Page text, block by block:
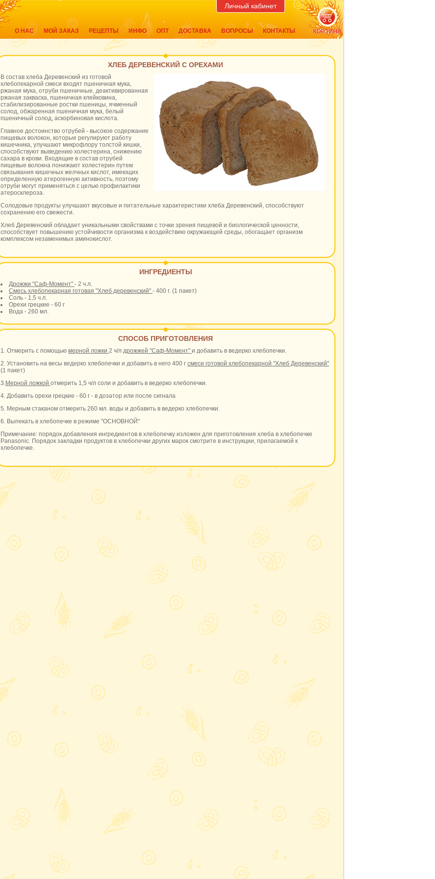
Личный кабинет
О НАС МОЙ ЗАКАЗ РЕЦЕПТЫ ИНФО ОПТ ДОСТАВКА ВОПРОСЫ КОНТАКТЫ КОРЗИНА
ХЛЕБ ДЕРЕВЕНСКИЙ С ОРЕХАМИ
В состав хлеба Деревенский из готовой
хлебопекарной смеси входят пшеничная мука,
ржаная мука, отруби пшеничные, деактивированная
ржаная закваска, пшеничная клейковина,
стабилизированные ростки пшеницы, ячменный
солод, обжаренная пшеничная мука, белый
пшеничный солод, аскорбиновая кислота.
Главное достоинство отрубей - высокое содержание
пищевых волокон, которые регулируют работу
кишечника, улучшают микрофлору толстой кишки,
способствуют выведению холестерина, снижению
сахара в крови. Входящие в состав отрубей
пищевые волокна понижают холестерин путем
связывания кишечных желчных кислот, имеющих
определенную атерогенную активность, поэтому
отруби могут применяться с целью профилактики
атеросклероза.
Солодовые продукты улучшают вкусовые и питательные характеристики хлеба Деревенский, способствуют
сохранению его свежести.
Хлеб Деревенский обладает уникальными свойствами с точки зрения пищевой и биологической ценности,
способствует повышению устойчивости организма к воздействию окружающей среды, обогащает организм
комплексом незаменимых аминокислот.
ИНГРЕДИЕНТЫ
Дрожжи "Саф-Момент" - 2 ч.л.
Смесь хлебопекарная готовая "Хлеб деревенский" - 400 г. (1 пакет)
Соль - 1,5 ч.л.
Орехи грецкие - 60 г
Вода - 260 мл.
СПОСОБ ПРИГОТОВЛЕНИЯ
1. Отмерить с помощью мерной ложки 2 ч/л дрожжей "Саф-Момент" и добавить в ведерко хлебопечки.
2. Установить на весы ведерко хлебопечки и добавить в него 400 г смеси готовой хлебопекарной "Хлеб Деревенский"
(1 пакет)
3.Мерной ложкой отмерить 1,5 ч/л соли и добавить в ведерко хлебопечки.
4. Добавить орехи грецкие - 60 г - в дозатор или после сигнала
5. Мерным стаканом отмерить 260 мл. воды и добавить в ведерко хлебопечки.
6. Выпекать в хлебопечке в режиме "ОСНОВНОЙ"
Примечание: порядок добавления ингредиентов в хлебопечку изложен для приготовления хлеба в хлебопечке
Panasonic. Порядок закладки продуктов в хлебопечки других марок смотрите в инструкции, прилагаемой к
хлебопечке.